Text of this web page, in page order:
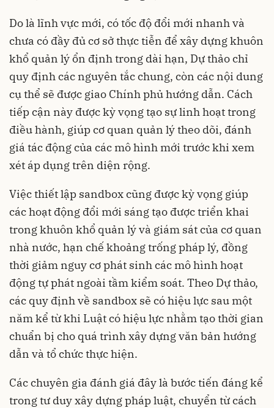
Do là lĩnh vực mới, có tốc độ đổi mới nhanh và
chưa có đầy đủ cơ sở thực tiễn để xây dựng khuôn
khổ quản lý ổn định trong dài hạn, Dự thảo chỉ
quy định các nguyên tắc chung, còn các nội dung
cụ thể sẽ được giao Chính phủ hướng dẫn. Cách
tiếp cận này được kỳ vọng tạo sự linh hoạt trong
điều hành, giúp cơ quan quản lý theo dõi, đánh
giá tác động của các mô hình mới trước khi xem
xét áp dụng trên diện rộng.
Việc thiết lập sandbox cũng được kỳ vọng giúp
các hoạt động đổi mới sáng tạo được triển khai
trong khuôn khổ quản lý và giám sát của cơ quan
nhà nước, hạn chế khoảng trống pháp lý, đồng
thời giảm nguy cơ phát sinh các mô hình hoạt
động tự phát ngoài tầm kiểm soát. Theo Dự thảo,
các quy định về sandbox sẽ có hiệu lực sau một
năm kể từ khi Luật có hiệu lực nhằm tạo thời gian
chuẩn bị cho quá trình xây dựng văn bản hướng
dẫn và tổ chức thực hiện.
Các chuyên gia đánh giá đây là bước tiến đáng kể
trong tư duy xây dựng pháp luật, chuyển từ cách